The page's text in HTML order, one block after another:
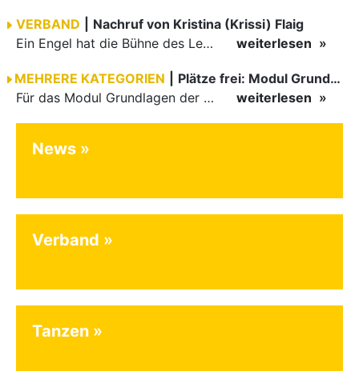
VERBAND
Nachruf von Kristina (Krissi) Flaig
Ein Engel hat die Bühne des Lebens verlassen. Viel zu früh, plötzlich und für uns alle unfassbar, wurde unsere geliebte Kristina (Krissi) Flaig im Alter von 36 Jahren aus dem Leben gerissen. Das Tanzen…
weiterlesen
MEHRERE KATEGORIEN
Plätze frei: Modul Grundlagen
Für das Modul Grundlagen der Breitensportausbildung vom 10. bis 13. September an der Landessportschule Albstadt sind noch Plätze frei. Das Modul kann auch für den Lizenzerhalt (30 LE fachlich) genutzt…
weiterlesen
News
Verband
Tanzen